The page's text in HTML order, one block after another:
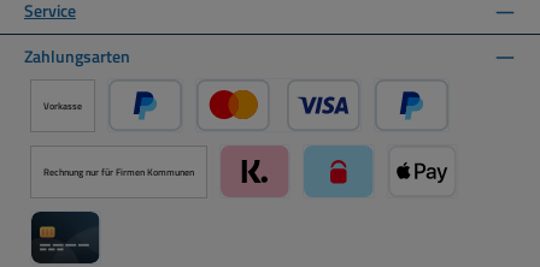
Service
Zahlungsarten
Vorkasse
PayPal Kredit- oder Debitkarte über PayPal
Rechnung nur für Firmen Kommunen